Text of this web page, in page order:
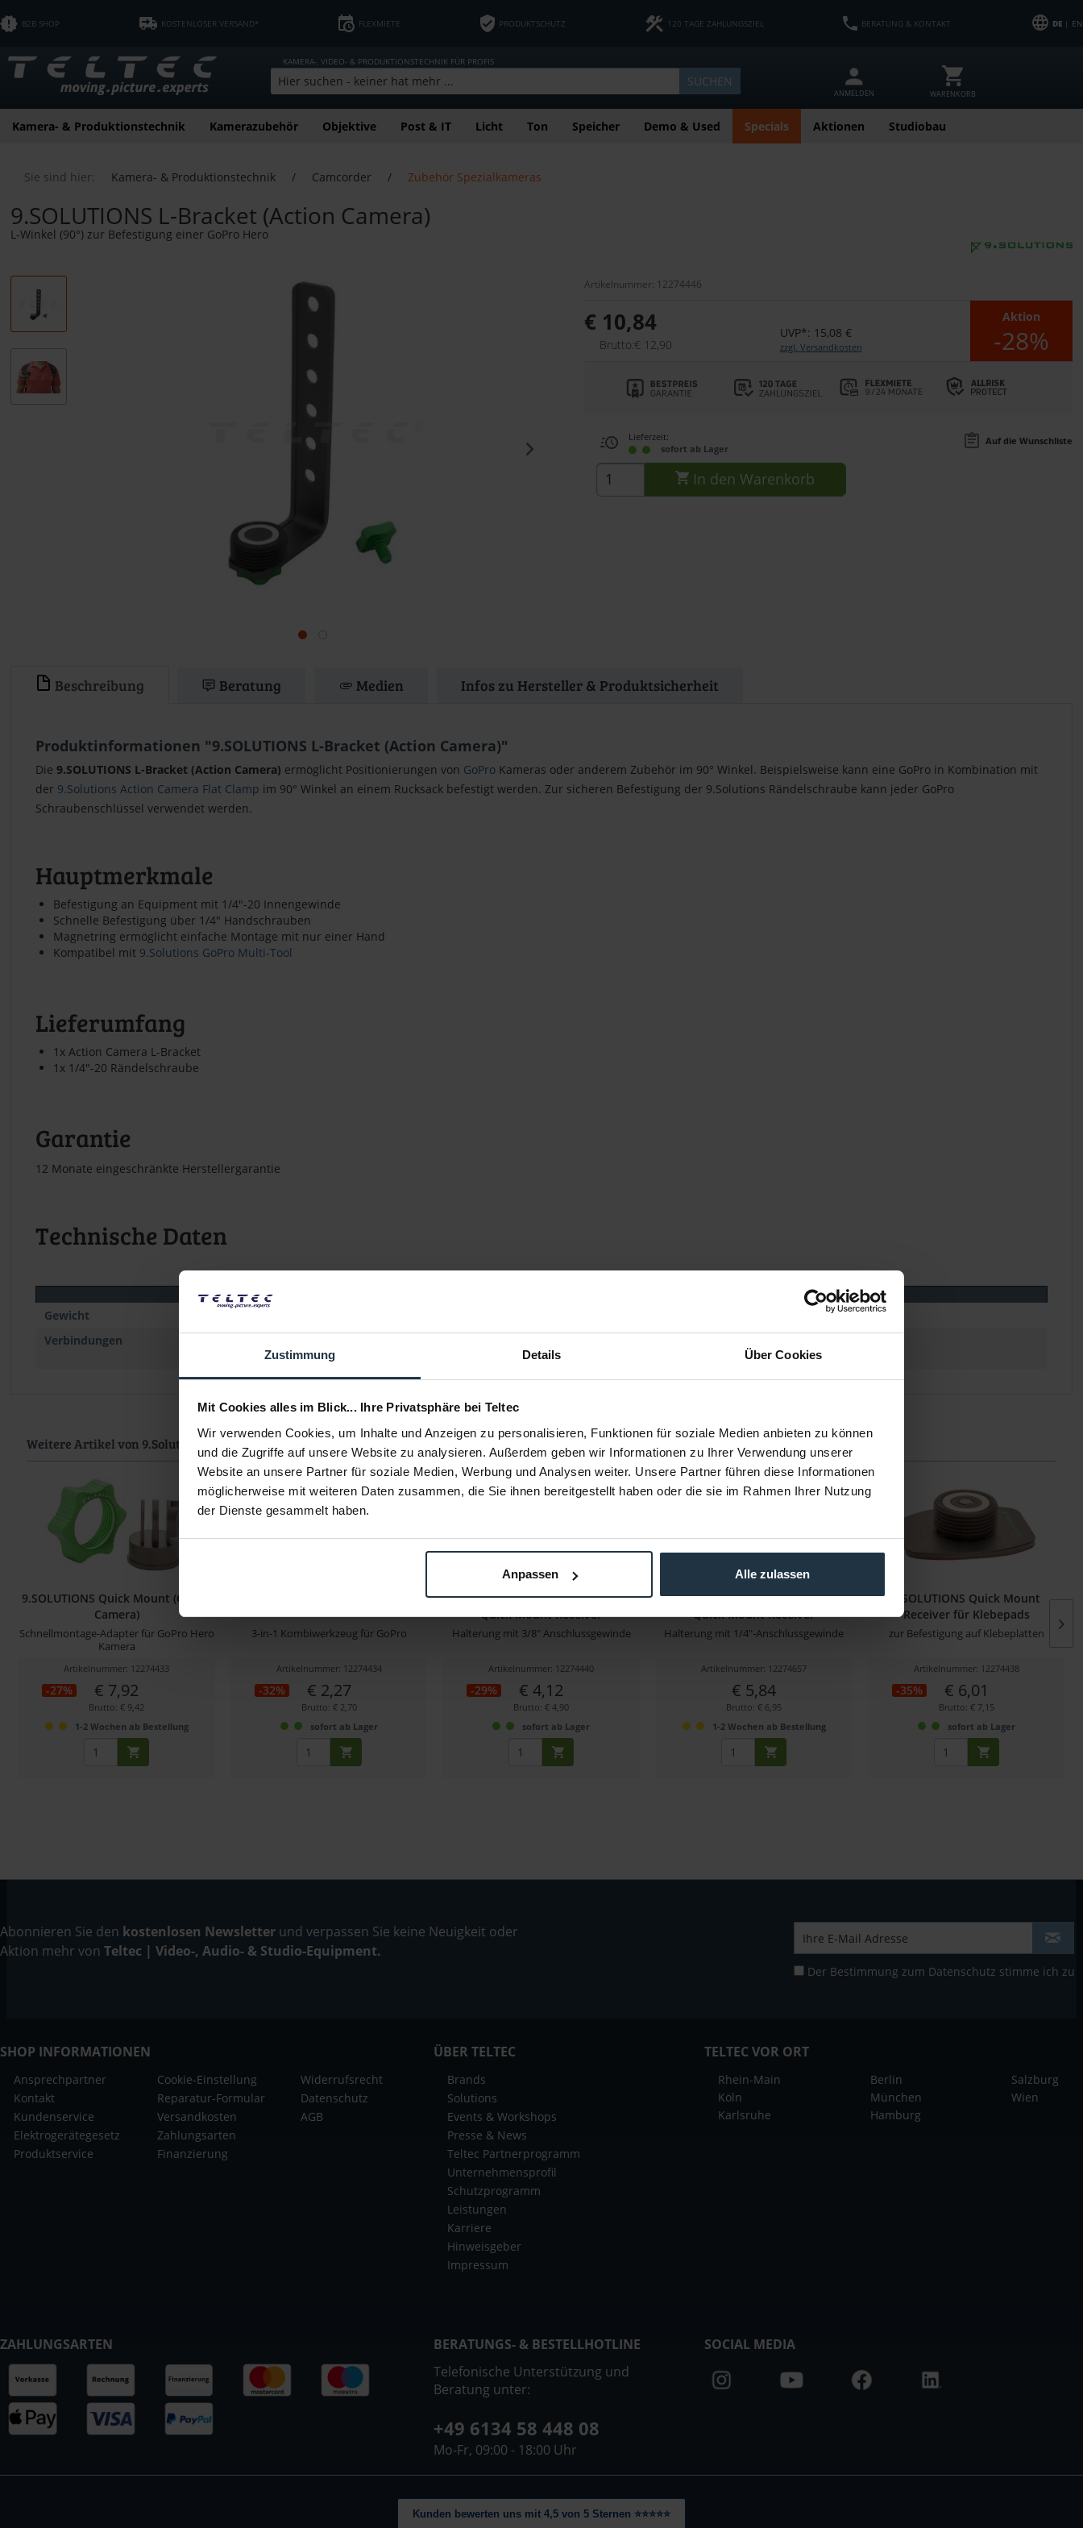
Zustimmung Details Über Cookies
Mit Cookies alles im Blick... Ihre Privatsphäre bei Teltec
Wir verwenden Cookies, um Inhalte und Anzeigen zu personalisieren, Funktionen für soziale Medien anbieten zu können
und die Zugriffe auf unsere Website zu analysieren. Außerdem geben wir Informationen zu Ihrer Verwendung unserer
Website an unsere Partner für soziale Medien, Werbung und Analysen weiter. Unsere Partner führen diese Informationen
möglicherweise mit weiteren Daten zusammen, die Sie ihnen bereitgestellt haben oder die sie im Rahmen Ihrer Nutzung
der Dienste gesammelt haben.
Anpassen Alle zulassen
B2B SHOP KOSTENLOSER VERSAND* FLEXMIETE PRODUKTSCHUTZ 120 TAGE ZAHLUNGSZIEL BERATUNG & KONTAKT DE| EN
KAMERA-, VIDEO- & PRODUKTIONSTECHNIK FÜR PROFIS
SUCHEN
ANMELDEN WARENKORB
Kamera- & Produktionstechnik Kamerazubehör Objektive Post & IT Licht Ton Speicher Demo & Used Specials Aktionen Studiobau
Sie sind hier: Kamera- & Produktionstechnik / Camcorder / Zubehör Spezialkameras
9.SOLUTIONS L-Bracket (Action Camera)
L-Winkel (90°) zur Befestigung einer GoPro Hero
Artikelnummer: 12274446
€ 10,84
Brutto:€ 12,90
UVP*: 15,08 €
zzgl. Versandkosten
Aktion
-28%
Lieferzeit:
sofort ab Lager
Auf die Wunschliste
In den Warenkorb
Beschreibung Beratung Medien Infos zu Hersteller & Produktsicherheit
Produktinformationen "9.SOLUTIONS L-Bracket (Action Camera)"
Die 9.SOLUTIONS L-Bracket (Action Camera) ermöglicht Positionierungen von GoPro Kameras oder anderem Zubehör im 90° Winkel. Beispielsweise kann eine GoPro in Kombination mit
der 9.Solutions Action Camera Flat Clamp im 90° Winkel an einem Rucksack befestigt werden. Zur sicheren Befestigung der 9.Solutions Rändelschraube kann jeder GoPro
Schraubenschlüssel verwendet werden.
Hauptmerkmale
Befestigung an Equipment mit 1/4"-20 Innengewinde
Schnelle Befestigung über 1/4" Handschrauben
Magnetring ermöglicht einfache Montage mit nur einer Hand
Kompatibel mit 9.Solutions GoPro Multi-Tool
Lieferumfang
1x Action Camera L-Bracket
1x 1/4"-20 Rändelschraube
Garantie
12 Monate eingeschränkte Herstellergarantie
Technische Daten
Gewicht
Verbindungen
6x 1/4" Montagelöcher
Weitere Artikel von 9.Solutions ansehen
9.SOLUTIONS Quick Mount (GoPro
Camera)
Schnellmontage-Adapter für GoPro Hero
Kamera
Artikelnummer: 12274433
-27% € 7,92
Brutto: € 9,42
1-2 Wochen ab Bestellung
3-in-1 Kombiwerkzeug für GoPro
Artikelnummer: 12274434
-32% € 2,27
Brutto: € 2,70
sofort ab Lager
9.SOLUTIONS 3/8"-16 Thread-on
Quick Mount Receiver
Halterung mit 3/8" Anschlussgewinde
Artikelnummer: 12274440
-29% € 4,12
Brutto: € 4,90
sofort ab Lager
9.SOLUTIONS 1/4"-20 Thread-on
Quick Mount Receiver
Halterung mit 1/4"-Anschlussgewinde
Artikelnummer: 12274657
€ 5,84
Brutto: € 6,95
1-2 Wochen ab Bestellung
9.SOLUTIONS Quick Mount
Receiver für Klebepads
zur Befestigung auf Klebeplatten
Artikelnummer: 12274438
-35% € 6,01
Brutto: € 7,15
sofort ab Lager
Abonnieren Sie den kostenlosen Newsletter und verpassen Sie keine Neuigkeit oder
Aktion mehr von Teltec | Video-, Audio- & Studio-Equipment.
Der Bestimmung zum Datenschutz stimme ich zu
SHOP INFORMATIONEN
Ansprechpartner
Kontakt
Kundenservice
Elektrogerätegesetz
Produktservice
Cookie-Einstellung
Reparatur-Formular
Versandkosten
Zahlungsarten
Finanzierung
Widerrufsrecht
Datenschutz
AGB
ÜBER TELTEC
Brands
Solutions
Events & Workshops
Presse & News
Teltec Partnerprogramm
Unternehmensprofil
Schutzprogramm
Leistungen
Karriere
Hinweisgeber
Impressum
TELTEC VOR ORT
Rhein-Main
Köln
Karlsruhe
Berlin
München
Hamburg
Salzburg
Wien
ZAHLUNGSARTEN
BERATUNGS- & BESTELLHOTLINE
Telefonische Unterstützung und
Beratung unter:
+49 6134 58 448 08
Mo-Fr, 09:00 - 18:00 Uhr
SOCIAL MEDIA
Kunden bewerten uns mit 4,5 von 5 Sternen ⭐⭐⭐⭐⭐